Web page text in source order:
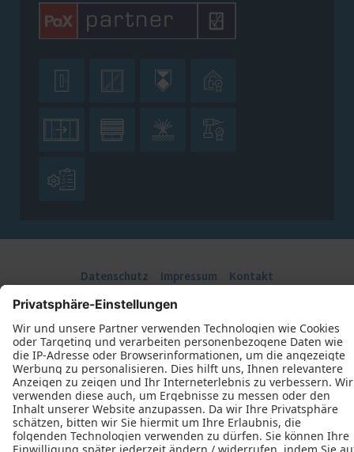
   
   

Datenschutz Impressum
Kontakt
J. Derichs Bauelemente GmbH © 2026